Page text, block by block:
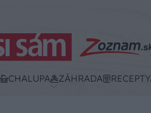
CHALUPA ZÁHRADA RECEPTY